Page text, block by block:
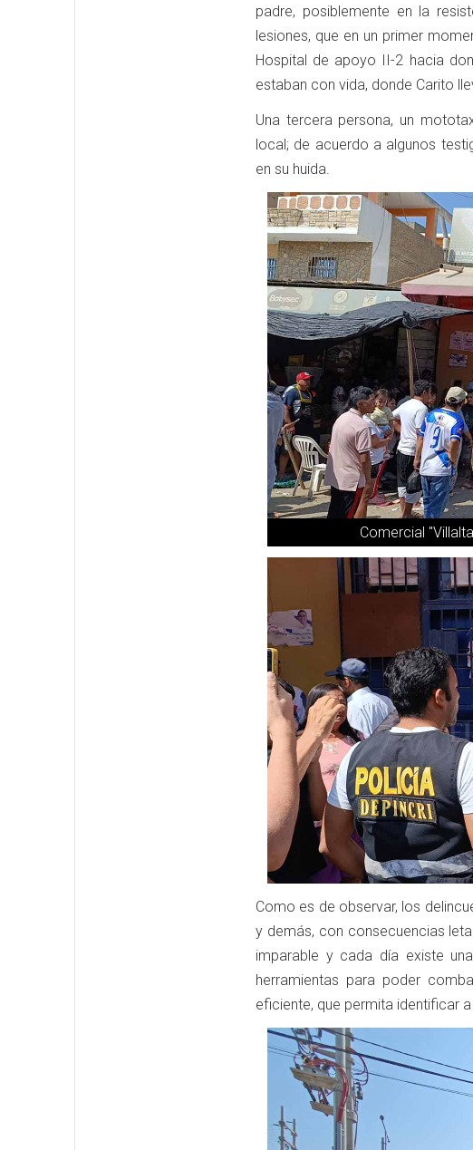
padre, posiblemente en la
lesiones, que en un primer
Hospital de apoyo II-2 hacia
estaban con vida, donde Carito
Una tercera persona, un
local; de acuerdo a algunos
en su huida.
Comercial
Como es de observar, los
y demás, con consecuencias
imparable y cada día existe
herramientas para poder
eficiente, que permita identificar a